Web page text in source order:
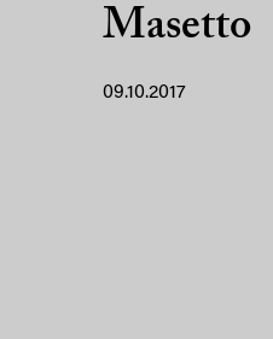
Masetto
09.10.2017